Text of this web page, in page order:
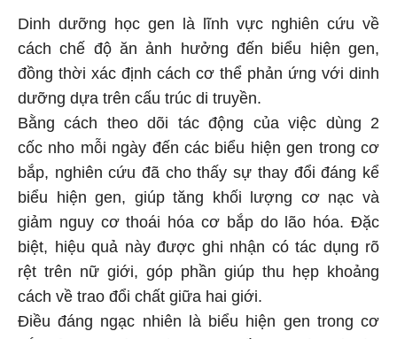
Dinh dưỡng học gen là lĩnh vực nghiên cứu về
cách chế độ ăn ảnh hưởng đến biểu hiện gen,
đồng thời xác định cách cơ thể phản ứng với dinh
dưỡng dựa trên cấu trúc di truyền.
Bằng cách theo dõi tác động của việc dùng 2
cốc nho mỗi ngày đến các biểu hiện gen trong cơ
bắp, nghiên cứu đã cho thấy sự thay đổi đáng kể
biểu hiện gen, giúp tăng khối lượng cơ nạc và
giảm nguy cơ thoái hóa cơ bắp do lão hóa. Đặc
biệt, hiệu quả này được ghi nhận có tác dụng rõ
rệt trên nữ giới, góp phần giúp thu hẹp khoảng
cách về trao đổi chất giữa hai giới.
Điều đáng ngạc nhiên là biểu hiện gen trong cơ